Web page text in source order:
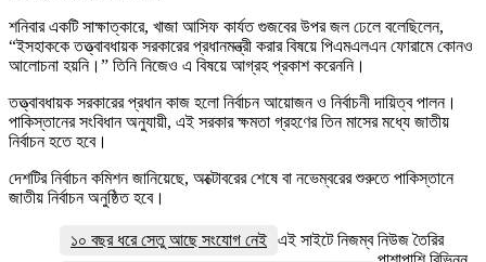
শনিবার একটি সাক্ষাত্কারে, খাজা আসিফ কার্যত গুজবের উপর জল ঢেলে বলেছিলেন,
“ইসহাককে তত্ত্বাবধায়ক সরকারের প্রধানমন্ত্রী করার বিষয়ে পিএমএলএন ফোরামে কোনও
আলোচনা হয়নি।” তিনি নিজেও এ বিষয়ে আগ্রহ প্রকাশ করেননি।
তত্ত্বাবধায়ক সরকারের প্রধান কাজ হলো নির্বাচন আয়োজন ও নির্বাচনী দায়িত্ব পালন।
পাকিস্তানের সংবিধান অনুযায়ী, এই সরকার ক্ষমতা গ্রহণের তিন মাসের মধ্যে জাতীয়
নির্বাচন হতে হবে।
দেশটির নির্বাচন কমিশন জানিয়েছে, অক্টোবরের শেষে বা নভেম্বরের শুরুতে পাকিস্তানে
জাতীয় নির্বাচন অনুষ্ঠিত হবে।
১০ বছর ধরে সেতু আছে সংযোগ নেই এই সাইটে নিজম্ব নিউজ তৈরির